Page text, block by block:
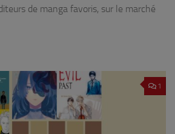
de manga favoris, sur le marché
1